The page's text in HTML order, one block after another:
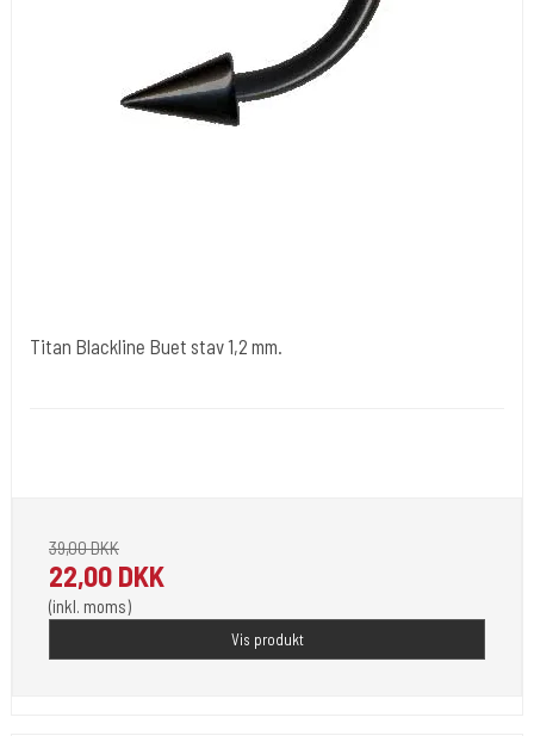
Titan Blackline Buet stav 1,2 mm.
39,00 DKK
22,00 DKK
(inkl. moms)
Vis produkt